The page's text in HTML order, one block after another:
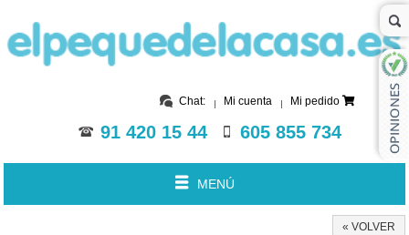
Chat: Mi cuenta Mi pedido
91 420 15 44 605 855 734
MENÚ
« VOLVER